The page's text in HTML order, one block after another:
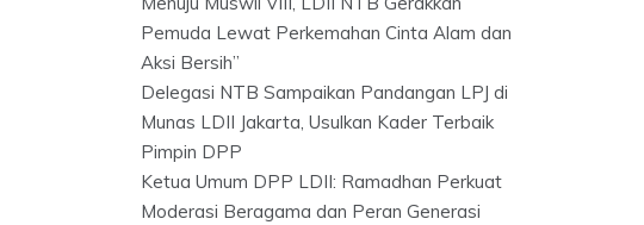
Pemuda Lewat Perkemahan Cinta Alam dan
Aksi Bersih”
Delegasi NTB Sampaikan Pandangan LPJ di
Munas LDII Jakarta, Usulkan Kader Terbaik
Pimpin DPP
Ketua Umum DPP LDII: Ramadhan Perkuat
Moderasi Beragama dan Peran Generasi